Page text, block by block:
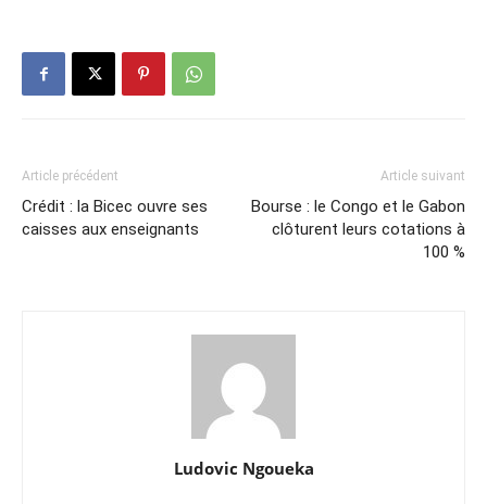
Article précédent
Crédit : la Bicec ouvre ses
caisses aux enseignants
Article suivant
Bourse : le Congo et le Gabon
clôturent leurs cotations à
100 %
Ludovic Ngoueka